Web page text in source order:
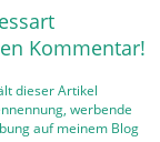
Kommentar!
dieser Artikel
werbende
auf meinem Blog